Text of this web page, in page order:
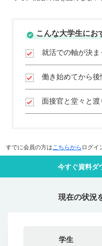
こんな大学生にお
就活での軸が決
働き始めてから
面接官と堂々と
すでに会員の方は こちらから ログイ
今すぐ資料ダ
現在の状況
学生